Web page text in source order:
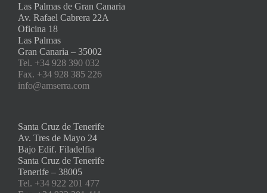
Las Palmas de Gran Canaria
Av. Rafael Cabrera 22A
Oficina 18
Las Palmas
Gran Canaria – 35002
Tel. +34 928 390 032
Fax. +34 928 385 226
info@amserra.com
Santa Cruz de Tenerife
Av. Tres de Mayo 24
Bajo Edif. Filadelfia
Santa Cruz de Tenerife
Tenerife – 38005
Tel. +34 922 201 477